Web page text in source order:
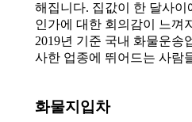
해집니다. 집값이 한 달사
인가에 대한 회의감이 느껴
2019년 기준 국내 화물운
사한 업종에 뛰어드는 사람
화물지입차